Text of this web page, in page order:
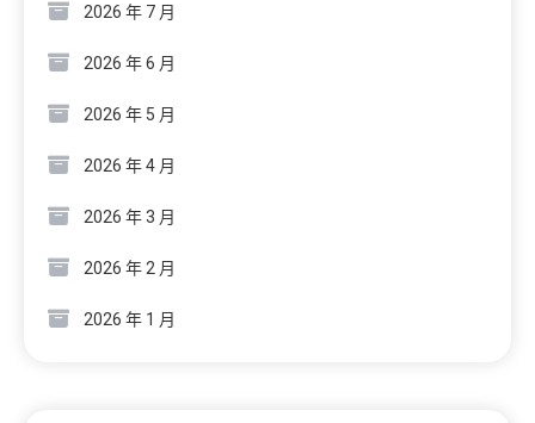
2026 年 7 月
2026 年 6 月
2026 年 5 月
2026 年 4 月
2026 年 3 月
2026 年 2 月
2026 年 1 月